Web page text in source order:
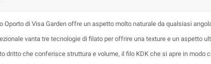
Oporto di Visa Garden offre un aspetto molto naturale da qualsiasi
vanta tre tecnologie di filato per offrire una texture e un aspetto
dritto che conferisce struttura e volume, il filo KDK che si apre in